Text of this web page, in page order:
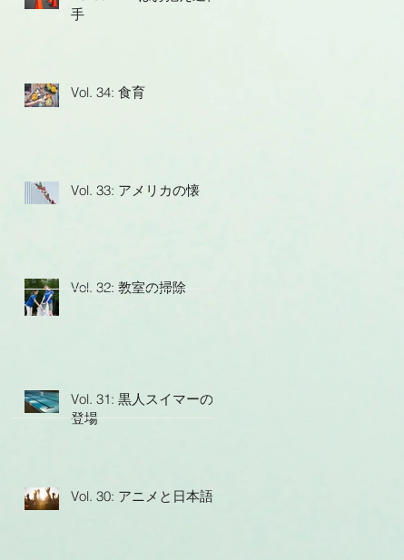
手
Vol. 34: 食育
Vol. 33: アメリカの懐
Vol. 32: 教室の掃除
Vol. 31: 黒人スイマーの
登場
Vol. 30: アニメと日本語